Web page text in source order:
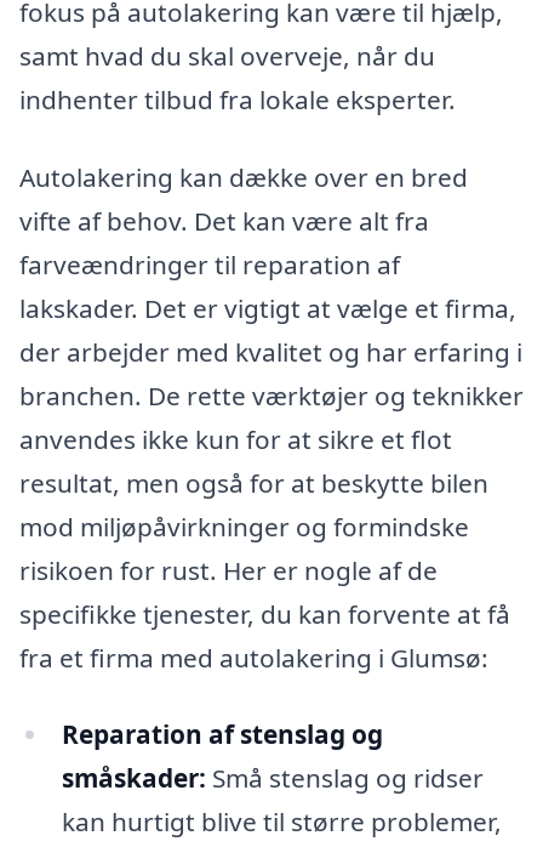
fokus på autolakering kan være til hjælp,
samt hvad du skal overveje, når du
indhenter tilbud fra lokale eksperter.
Autolakering kan dække over en bred
vifte af behov. Det kan være alt fra
farveændringer til reparation af
lakskader. Det er vigtigt at vælge et firma,
der arbejder med kvalitet og har erfaring i
branchen. De rette værktøjer og teknikker
anvendes ikke kun for at sikre et flot
resultat, men også for at beskytte bilen
mod miljøpåvirkninger og formindske
risikoen for rust. Her er nogle af de
specifikke tjenester, du kan forvente at få
fra et firma med autolakering i Glumsø:
Reparation af stenslag og
småskader: Små stenslag og ridser
kan hurtigt blive til større problemer,